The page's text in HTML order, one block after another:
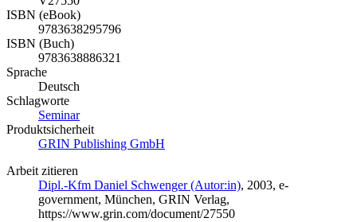
ISBN (eBook)
9783638295796
ISBN (Buch)
9783638886321
Sprache
Deutsch
Schlagworte
Seminar
Produktsicherheit
GRIN Publishing GmbH
Arbeit zitieren
Dipl.-Kfm Daniel Schwenger (Autor:in), 2003, e-
government, München, GRIN Verlag,
https://www.grin.com/document/27550